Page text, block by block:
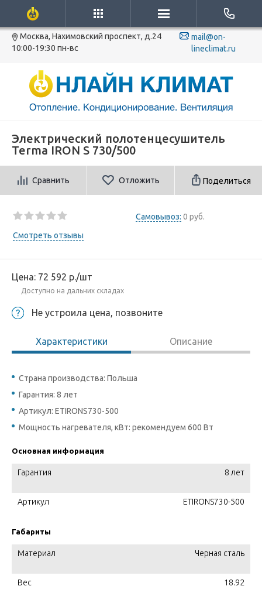
Москва, Нахимовский проспект, д.24
10:00-19:30 пн-вс
mail@on-
lineclimat.ru
Электрический полотенцесушитель
Terma IRON S 730/500
Сравнить Отложить Поделиться
Самовывоз: 0 руб.
Смотреть отзывы
Цена: 72 592 р./шт
Доступно на дальних складах
Не устроила цена, позвоните
Характеристики Описание
Страна производства: Польша
Гарантия: 8 лет
Артикул: ETIRONS730-500
Мощность нагревателя, кВт: рекомендуем 600 Вт
Основная информация
Гарантия 8 лет
Артикул ETIRONS730-500
Габариты
Материал Черная сталь
Вес 18.92